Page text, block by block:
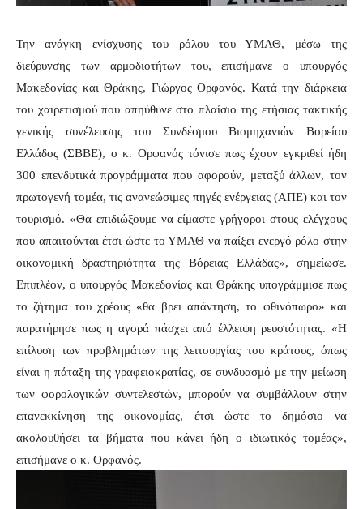
Την ανάγκη ενίσχυσης του ρόλου του ΥΜΑΘ, μέσω της
διεύρυνσης των αρμοδιοτήτων του, επισήμανε ο υπουργός
Μακεδονίας και Θράκης, Γιώργος Ορφανός. Κατά την διάρκεια
του χαιρετισμού που απηύθυνε στο πλαίσιο της ετήσιας τακτικής
γενικής συνέλευσης του Συνδέσμου Βιομηχανιών Βορείου
Ελλάδος (ΣΒΒΕ), ο κ. Ορφανός τόνισε πως έχουν εγκριθεί ήδη
300 επενδυτικά προγράμματα που αφορούν, μεταξύ άλλων, τον
πρωτογενή τομέα, τις ανανεώσιμες πηγές ενέργειας (ΑΠΕ) και τον
τουρισμό. «Θα επιδιώξουμε να είμαστε γρήγοροι στους ελέγχους
που απαιτούνται έτσι ώστε το ΥΜΑΘ να παίξει ενεργό ρόλο στην
οικονομική δραστηριότητα της Βόρειας Ελλάδας», σημείωσε.
Επιπλέον, ο υπουργός Μακεδονίας και Θράκης υπογράμμισε πως
το ζήτημα του χρέους «θα βρει απάντηση, το φθινόπωρο» και
παρατήρησε πως η αγορά πάσχει από έλλειψη ρευστότητας. «Η
επίλυση των προβλημάτων της λειτουργίας του κράτους, όπως
είναι η πάταξη της γραφειοκρατίας, σε συνδυασμό με την μείωση
των φορολογικών συντελεστών, μπορούν να συμβάλλουν στην
επανεκκίνηση της οικονομίας, έτσι ώστε το δημόσιο να
ακολουθήσει τα βήματα που κάνει ήδη ο ιδιωτικός τομέας»,
επισήμανε ο κ. Ορφανός.